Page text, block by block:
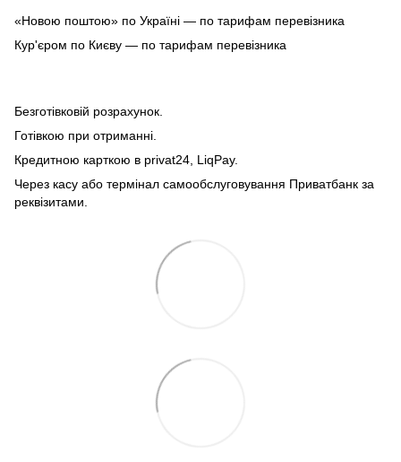
«Новою поштою» по Україні — по тарифам перевізника
Кур'єром по Києву — по тарифам перевізника
Безготівковій розрахунок.
Готівкою при отриманні.
Кредитною карткою в privat24, LiqPay.
Через касу або термінал самообслуговування Приватбанк за
реквізитами.